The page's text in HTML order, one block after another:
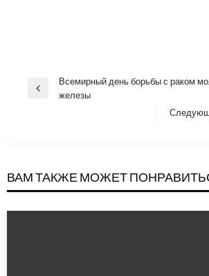
Навигация
Previous
Всемирный день борьбы с раком
железы
Next
ВАМ ТАКЖЕ МОЖЕТ